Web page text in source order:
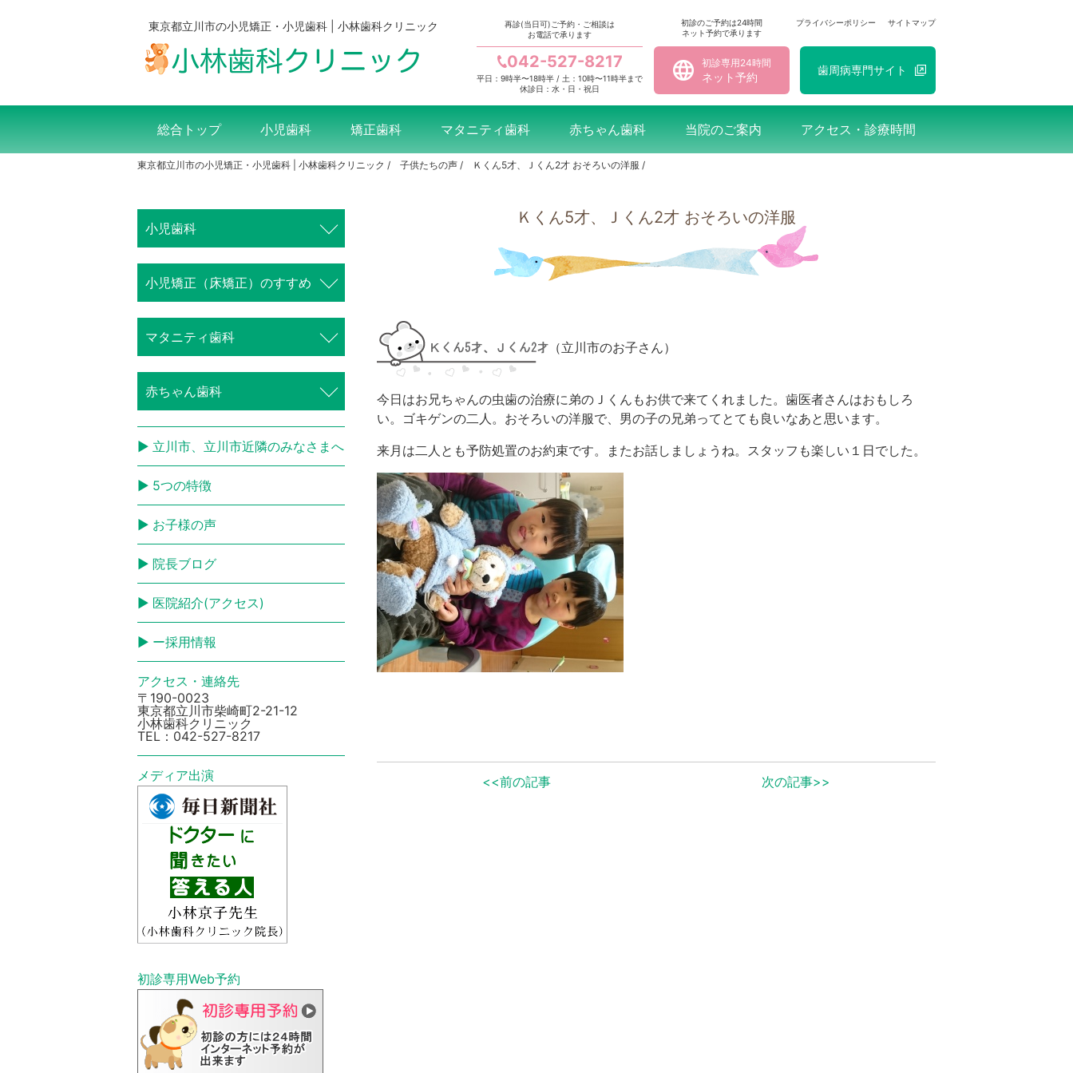
東京都立川市の小児矯正・小児歯科 | 小林歯科クリニック プライバシーポリシー サイトマップ
再診(当日可)ご予約・ご相談は
お電話で承ります
042-527-8217
平日：9時半〜18時半 / 土：10時〜11時半まで
休診日：水・日・祝日
初診のご予約は24時間
ネット予約で承ります
初診専用24時間
ネット予約
歯周病専門サイト
総合トップ 小児歯科 矯正歯科 マタニティ歯科 赤ちゃん歯科 当院のご案内 アクセス・診療時間
東京都立川市の小児矯正・小児歯科 | 小林歯科クリニック 子供たちの声 Ｋくん5才、Ｊくん2才 おそろいの洋服
Ｋくん5才、Ｊくん2才 おそろいの洋服
（立川市のお子さん）
今日はお兄ちゃんの虫歯の治療に弟のＪくんもお供で来てくれました。歯医者さんはおもしろ
い。ゴキゲンの二人。おそろいの洋服で、男の子の兄弟ってとても良いなあと思います。
来月は二人とも予防処置のお約束です。またお話しましょうね。スタッフも楽しい１日でした。
<<前の記事 次の記事>>
小児歯科
⼩児矯正（床矯正）のすすめ
マタニティ歯科
赤ちゃん歯科
立川市、立川市近隣のみなさまへ
5つの特徴
お子様の声
院長ブログ
医院紹介(アクセス)
ー採用情報
アクセス・連絡先
〒190-0023
東京都立川市柴崎町2-21-12
小林歯科クリニック
TEL： 042-527-8217
メディア出演
初診専⽤Web予約